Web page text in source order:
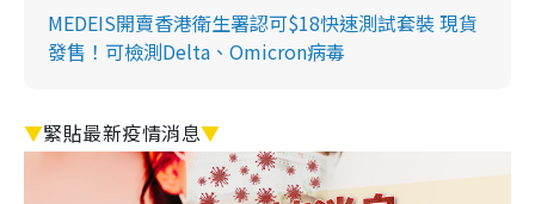
MEDEIS開賣香港衛生署認可$18快速測試套裝 現貨
發售！可檢測Delta、Omicron病毒
▼緊貼最新疫情消息▼